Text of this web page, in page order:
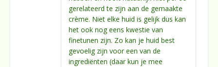
gerelateerd te zijn aan de gemaakte
crème. Niet elke huid is gelijk dus kan
het ook nog eens kwestie van
finetunen zijn. Zo kan je huid best
gevoelig zijn voor een van de
ingrediënten (daar kun je mee